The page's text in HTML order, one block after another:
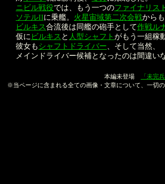
ニビル戦役では、もう一つのファイナリス
ソテルIIに乗艦。 火星宙域第二次会戦から
ビルキス合流後は同艦の砲手として作戦ル
仮に ビルキス と 人型シャフト がもう一組稼
彼女もシャフトドライバー 、そして当然、
メインドライバー候補となったのは間違い
本編未登場
「未完
※当ページに含まれる全ての画像・文章について、一切